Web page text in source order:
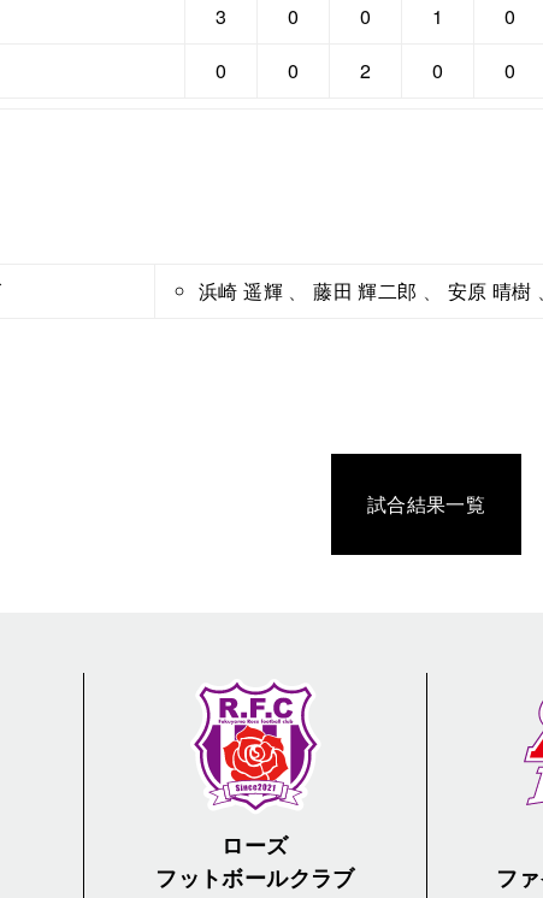
3 0 0 1 0
0 0 2 0 0
浜崎 遥輝 、藤田 輝二郎 、 安原 晴樹
試合結果一覧
ローズ
フットボールクラブ
フ